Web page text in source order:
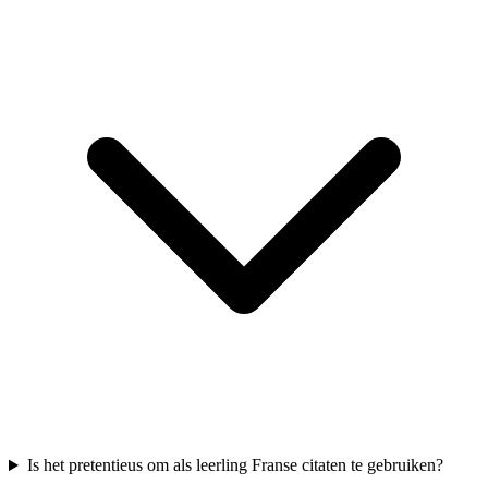
Is het pretentieus om als leerling Franse citaten te gebruiken?